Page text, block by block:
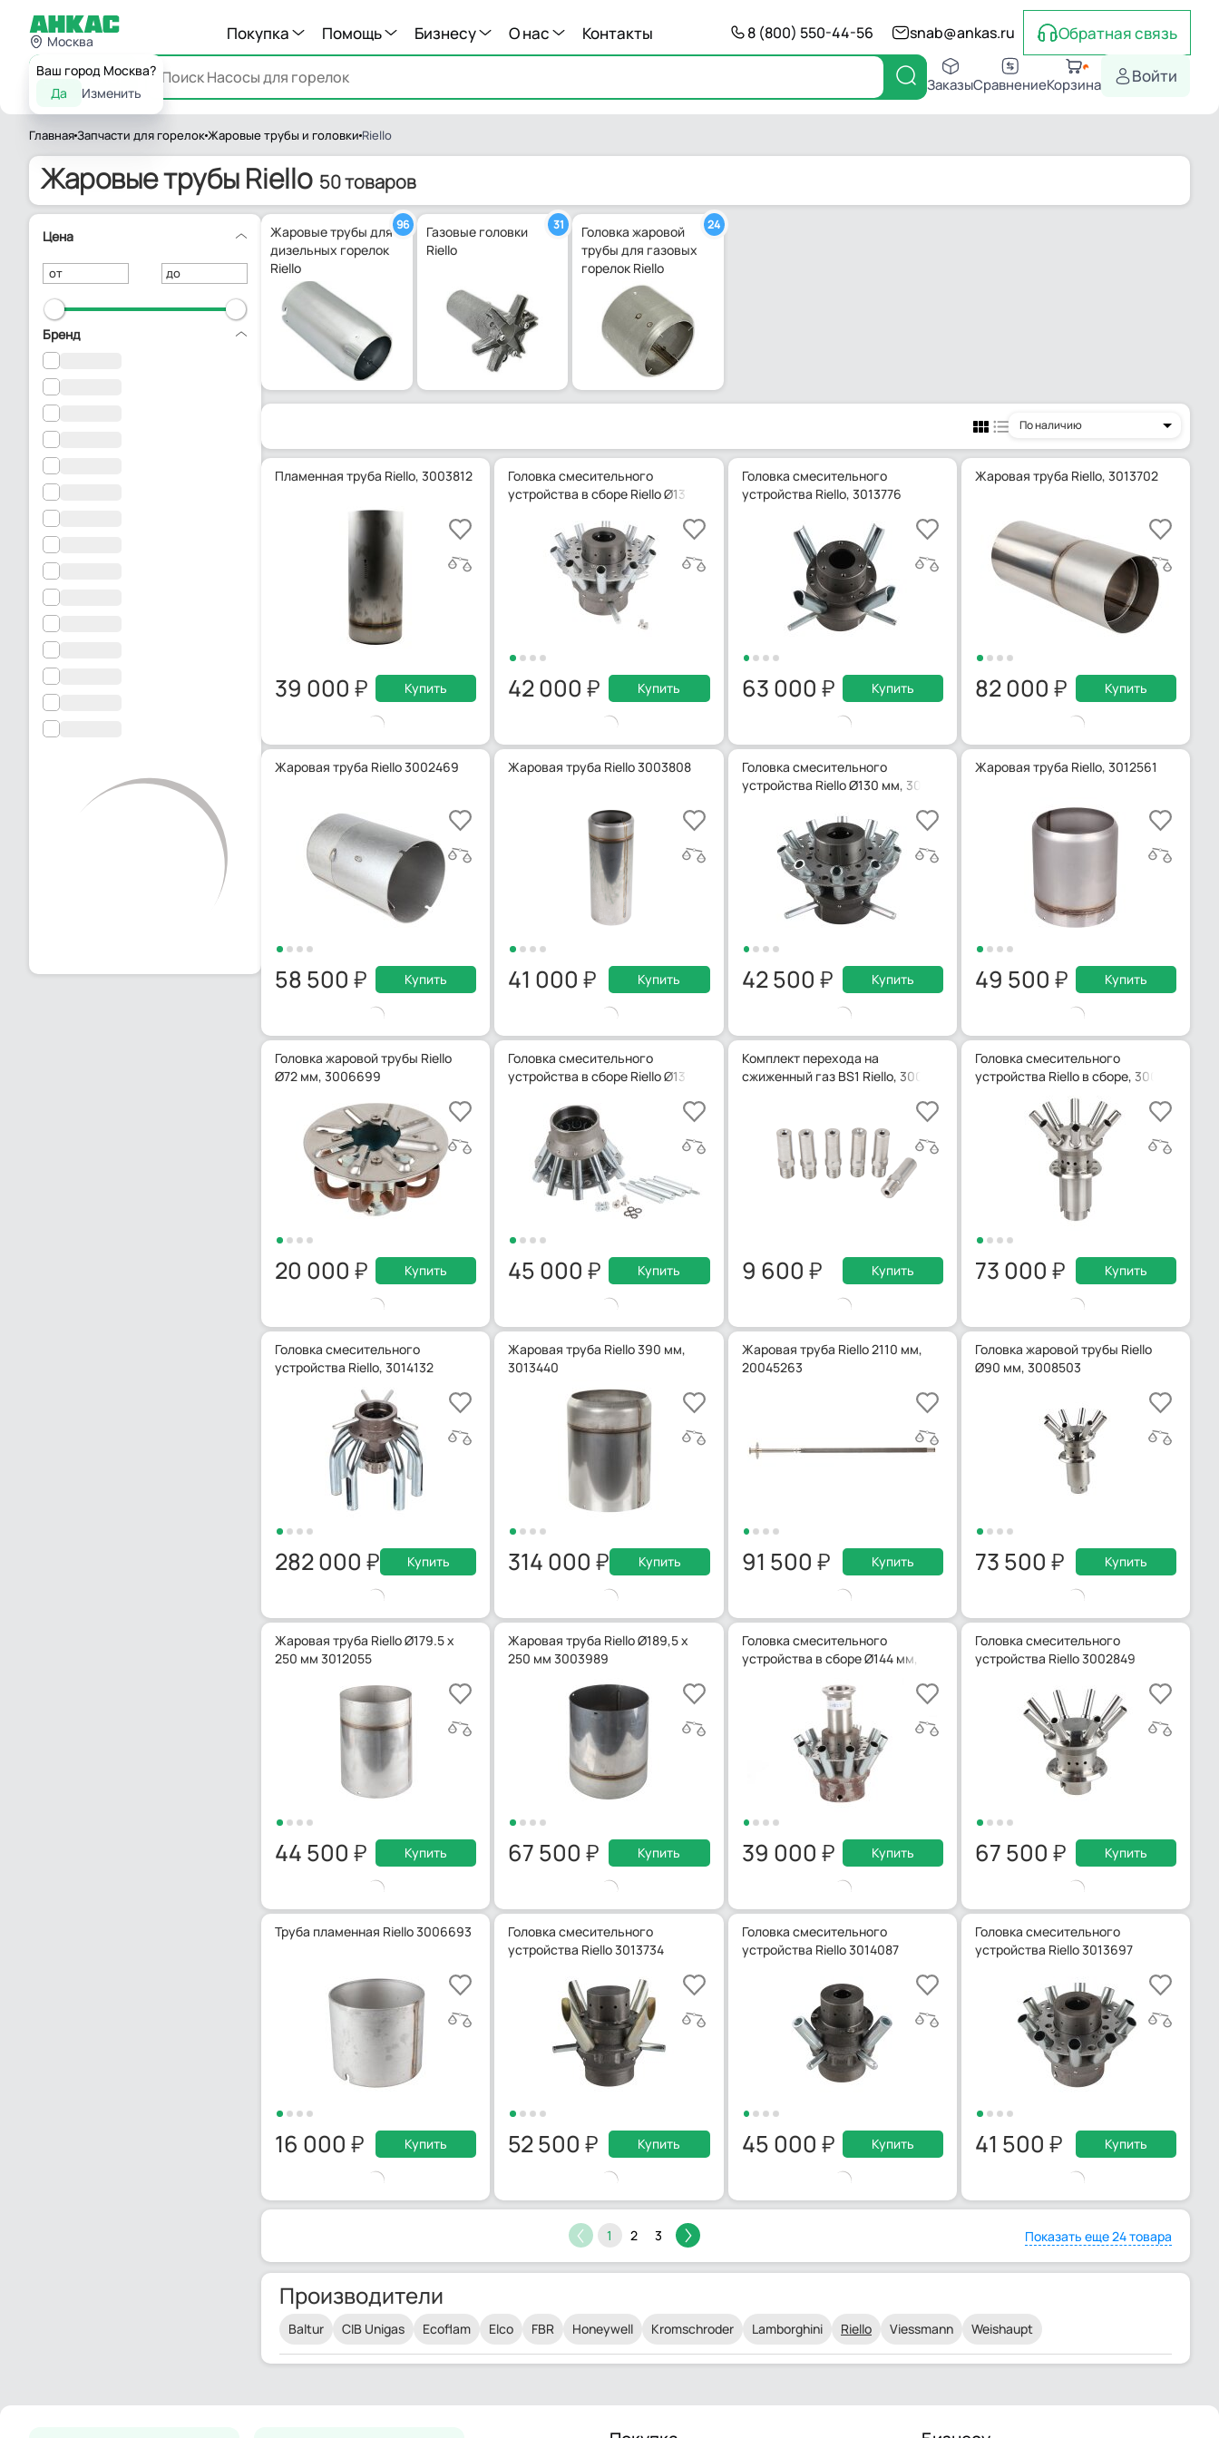
Москва
Ваш город Москва?
Да
Изменить
Покупка Помощь Бизнесу О нас Контакты 8 (800) 550-44-56 snab@ankas.ru Обратная связь
Каталог ЗаказыСравнениеКорзина Войти
ГлавнаяЗапчасти для горелокЖаровые трубы и головки Riello
Жаровые трубы Riello 50 товаров
Цена
от до
Бренд
Жаровые трубы для
дизельных горелок
Riello
96
Газовые головки
Riello
31
Головка жаровой
трубы для газовых
горелок Riello
24
По наличию
Пламенная труба Riello, 3003812
39 000 Купить
Головка смесительного
устройства в сборе Riello Ø137 мм, 3012029
42 000 Купить
Головка смесительного
устройства Riello, 3013776
63 000 Купить
Жаровая труба Riello, 3013702
82 000 Купить
Жаровая труба Riello 3002469
58 500 Купить
Жаровая труба Riello 3003808
41 000 Купить
Головка смесительного
устройства Riello Ø130 мм, 3012028
42 500 Купить
Жаровая труба Riello, 3012561
49 500 Купить
Головка жаровой трубы Riello
Ø72 мм, 3006699
20 000 Купить
Головка смесительного
устройства в сборе Riello Ø139 мм, 3012030
45 000 Купить
Комплект перехода на
сжиженный газ BS1 Riello, 3001003
9 600 Купить
Головка смесительного
устройства Riello в сборе, 3002969
73 000 Купить
Головка смесительного
устройства Riello, 3014132
282 000 Купить
Жаровая труба Riello 390 мм,
3013440
314 000 Купить
Жаровая труба Riello 2110 мм,
20045263
91 500 Купить
Головка жаровой трубы Riello
Ø90 мм, 3008503
73 500 Купить
Жаровая труба Riello Ø179.5 x
250 мм 3012055
44 500 Купить
Жаровая труба Riello Ø189,5 x
250 мм 3003989
67 500 Купить
Головка смесительного
устройства в сборе Ø144 мм, 3012589
39 000 Купить
Головка смесительного
устройства Riello 3002849
67 500 Купить
Труба пламенная Riello 3006693
16 000 Купить
Головка смесительного
устройства Riello 3013734
52 500 Купить
Головка смесительного
устройства Riello 3014087
45 000 Купить
Головка смесительного
устройства Riello 3013697
41 500 Купить
1 2 3 Показать еще 24 товара
Производители
Baltur CIB Unigas Ecoflam Elco FBR Honeywell Kromschroder Lamborghini Riello Viessmann Weishaupt